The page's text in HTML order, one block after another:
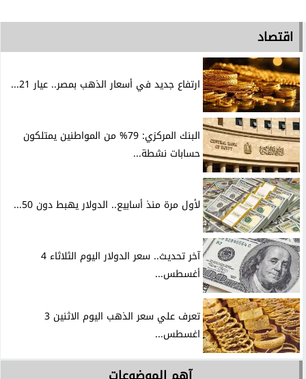
اقتصاد
ارتفاع جديد في أسعار الذهب بمصر.. عيار 21...
البنك المركزي: 79% من المواطنين يمتلكون
حسابات نشطة...
لأول مرة منذ أسابيع.. الدولار يهبط دون 50...
آخر تحديث.. سعر الدولار اليوم الثلاثاء 4
أغسطس...
تعرف علي سعر الذهب اليوم الاثنين 3
اغسطس...